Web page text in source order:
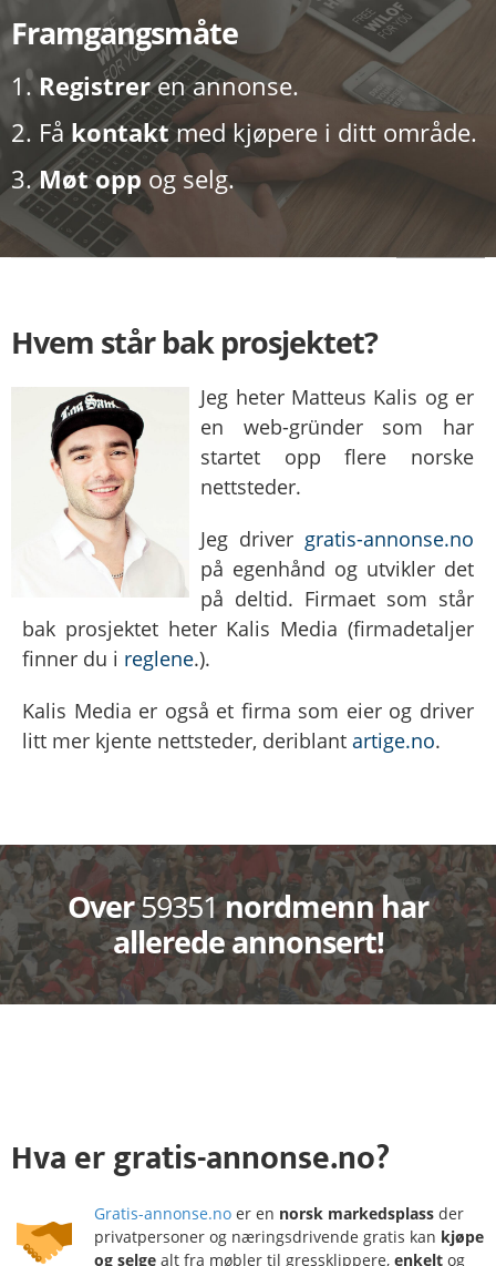
Framgangsmåte
1. Registreren annonse.
2. Få kontaktmed kjøpere i ditt område.
3.Møt oppog selg.
Hvem står bak prosjektet?
Jeg heter Matteus Kalis og er
en web-gründer som har
startet opp flere norske
nettsteder.
Jeg driver gratis-annonse.no
på egenhånd og utvikler det
på deltid. Firmaet som står
bak prosjektet heter Kalis Media (firmadetaljer
finner du i reglene.).
Kalis Media er også et firma som eier og driver
litt mer kjente nettsteder, deriblant artige.no.
Over59351nordmenn har
allerede annonsert!
Hvaergratis-annonse.no?
Gratis-annonse.no er en norsk markedsplass der
privatpersoner og næringsdrivende gratis kan kjøpe
og selge alt fra møbler til gressklippere, enkelt og